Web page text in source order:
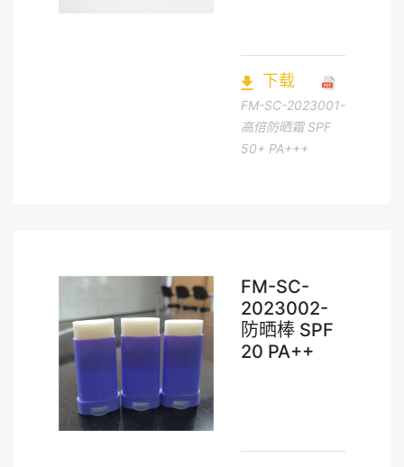
下载
FM-SC-2023001-
高倍防晒霜 SPF
50+ PA+++
FM-SC-
2023002-
防晒棒 SPF
20 PA++